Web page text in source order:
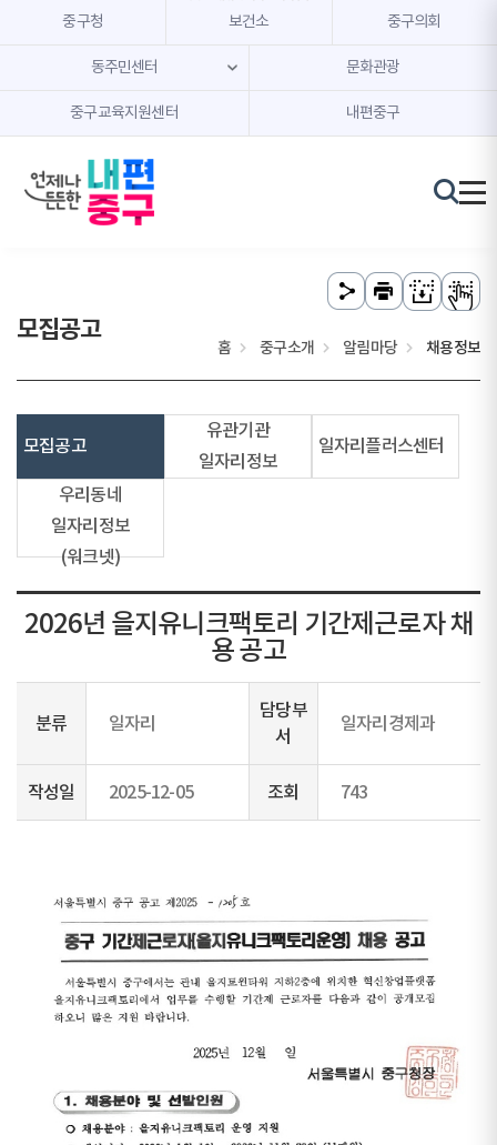
본문 내용 바로가기
주메뉴 바로가기
중구청 보건소 중구의회
동주민센터 문화관광
중구교육지원센터 내편중구
모집공고
홈 중구소개 알림마당 채용정보
모집공고
유관기관
일자리정보
일자리플러스센터
우리동네
일자리정보
(워크넷)
2026년 을지유니크팩토리 기간제근로자 채
용 공고
분류 일자리
담당부
서
일자리경제과
작성일 2025-12-05 조회 743